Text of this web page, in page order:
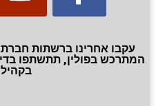
עקבו אחרינו ברשתות
המתרכש בפולין, תתשתפו